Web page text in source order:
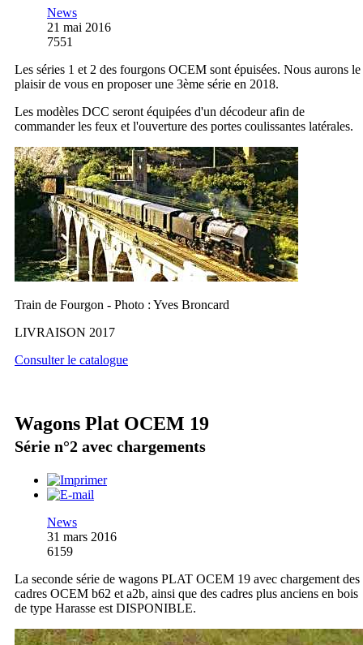
News
21 mai 2016
7551
Les séries 1 et 2 des fourgons OCEM sont épuisées. Nous aurons le
plaisir de vous en proposer une 3ème série en 2018.
Les modèles DCC seront équipées d'un décodeur afin de
commander les feux et l'ouverture des portes coulissantes latérales.
Train de Fourgon - Photo : Yves Broncard
LIVRAISON 2017
Consulter le catalogue
Wagons Plat OCEM 19
Série n°2 avec chargements
News
31 mars 2016
6159
La seconde série de wagons PLAT OCEM 19 avec chargement des
cadres OCEM b62 et a2b, ainsi que des cadres plus anciens en bois
de type Harasse est DISPONIBLE.